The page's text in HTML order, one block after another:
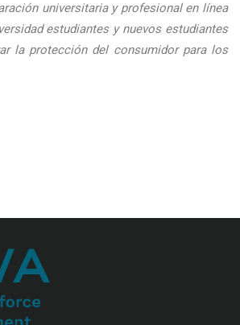
universitaria y profesional en línea
estudiantes y nuevos estudiantes
la protección del consumidor para los